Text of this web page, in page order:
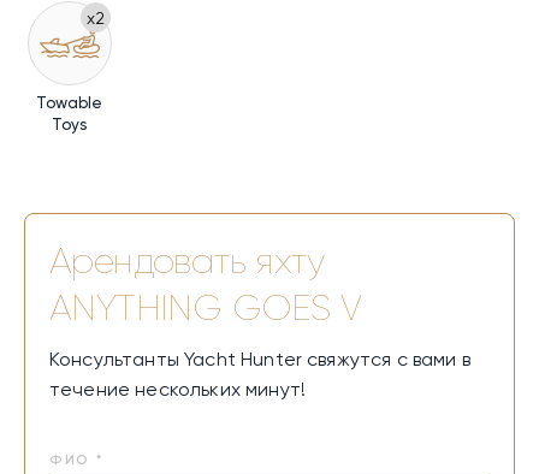
от ужинов на открытом воздухе до активных
развлечений на воде. Каждое мгновение на борту
наполнено атмосферой радости, общения и
удовольствия.
x2
Towable
Toys
Арендовать яхту
ANYTHING GOES V
Консультанты Yacht Hunter свяжутся с вами в
течение нескольких минут!